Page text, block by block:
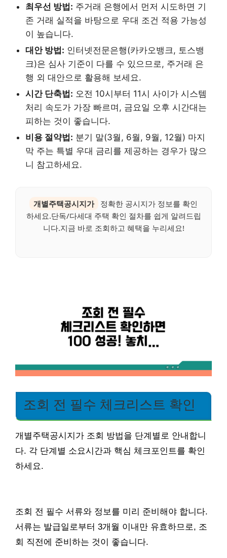
최우선 방법: 주거래 은행에서 먼저 시도하면 기
존 거래 실적을 바탕으로 우대 조건 적용 가능성
이 높습니다.
대안 방법: 인터넷전문은행(카카오뱅크, 토스뱅
크)은 심사 기준이 다를 수 있으므로, 주거래 은
행 외 대안으로 활용해 보세요.
시간 단축법: 오전 10시부터 11시 사이가 시스템
처리 속도가 가장 빠르며, 금요일 오후 시간대는
피하는 것이 좋습니다.
비용 절약법: 분기 말(3월, 6월, 9월, 12월) 마지
막 주는 특별 우대 금리를 제공하는 경우가 많으
니 참고하세요.
개별주택공시지가
정확한 공시지가 정보를 확인
하세요.단독/다세대 주택 확인 절차를 쉽게 알려드립
니다.지금 바로 조회하고 혜택을 누리세요!
조회 전 필수 체크리스트 확인
개별주택공시지가 조회 방법을 단계별로 안내합니
다. 각 단계별 소요시간과 핵심 체크포인트를 확인
하세요.
조회 전 필수 서류와 정보를 미리 준비해야 합니다.
서류는 발급일로부터 3개월 이내만 유효하므로, 조
회 직전에 준비하는 것이 좋습니다.